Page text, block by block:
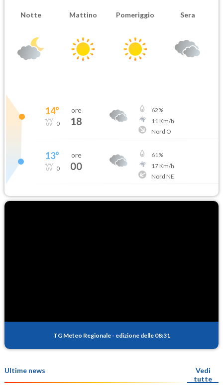
Notte Mattino Pomeriggio Sera
14°
0
ore
18
62%
11 Km/h
Nord O
13°
0
ore
00
61%
17Km/h
Nord NE
TG Meteo Regionale - edizione delle 08:31
Ultime news
Vedi
tutte